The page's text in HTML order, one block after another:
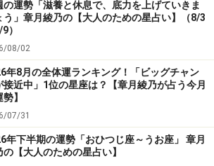
と◎。人の反応など気にしないこと。
月の「軌道修正＆自己回復力運」1位
の運勢「滋養と休息で、底力を上げていきま
う」章月綾乃の【大人のための星占い】（8/3
）
08/02
年8月の全体運ランキング！「ビッグチャン
接近中」1位の星座は？【章月綾乃が占う今月
】
07/31
年下半期の運勢「おひつじ座～うお座」 章月
の【大人のための星占い】